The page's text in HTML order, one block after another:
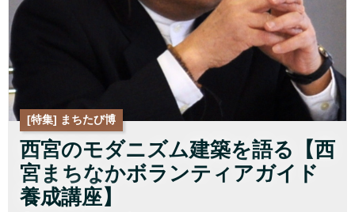
[特集] まちたび博
西宮のモダニズム建築を語る【西
宮まちなかボランティアガイド
養成講座】